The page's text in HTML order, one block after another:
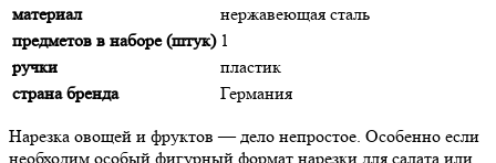
материал
нержавеющая сталь
предметов в наборе (штук) 1
ручки
пластик
страна бренда
Германия
Нарезка овощей и фруктов — дело непростое. Особенно если
необходим особый фигурный формат нарезки для салата или